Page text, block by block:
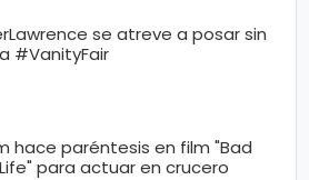
se atreve a posar sin
#VanityFair
hace paréntesis en film "Bad
para actuar en crucero